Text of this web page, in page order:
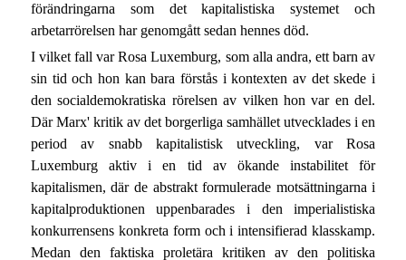
förändringarna som det kapitalistiska systemet och
arbetarrörelsen har genomgått sedan hennes död.
I vilket fall var Rosa Luxemburg, som alla andra, ett barn av
sin tid och hon kan bara förstås i kontexten av det skede i
den socialdemokratiska rörelsen av vilken hon var en del.
Där Marx' kritik av det borgerliga samhället utvecklades i en
period av snabb kapitalistisk utveckling, var Rosa
Luxemburg aktiv i en tid av ökande instabilitet för
kapitalismen, där de abstrakt formulerade motsättningarna i
kapitalproduktionen uppenbarades i den imperialistiska
konkurrensens konkreta form och i intensifierad klasskamp.
Medan den faktiska proletära kritiken av den politiska